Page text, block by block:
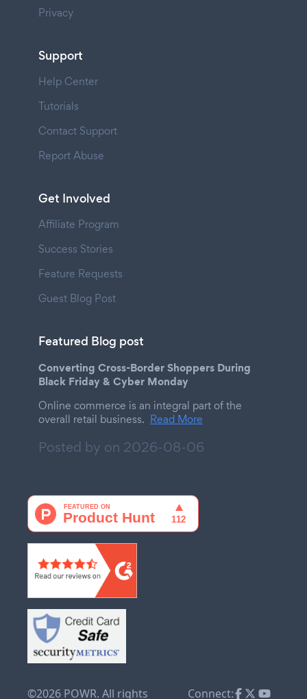
Privacy
Support
Help Center
Tutorials
Contact Support
Report Abuse
Get Involved
Affiliate Program
Success Stories
Feature Requests
Guest Blog Post
Featured Blog post
Converting Cross-Border Shoppers During
Black Friday & Cyber Monday
Online commerce is an integral part of the
overall retail business. Read More
Posted by on 2026-08-06
©2026 POWR. All rights Connect: